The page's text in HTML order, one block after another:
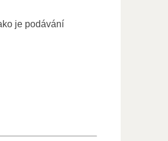
je podávání